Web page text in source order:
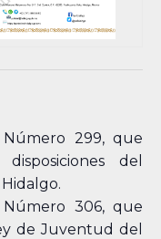
299, que
del
306, que
de Juventud del